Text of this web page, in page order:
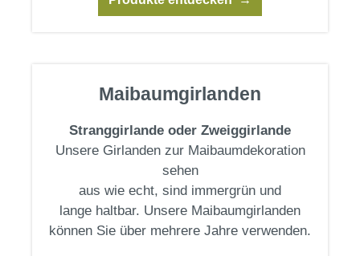
Maibaumgirlanden
Stranggirlande oder Zweiggirlande
Unsere Girlanden zur Maibaumdekoration
sehen
aus wie echt, sind immergrün und
lange haltbar. Unsere Maibaumgirlanden
können Sie über mehrere Jahre verwenden.